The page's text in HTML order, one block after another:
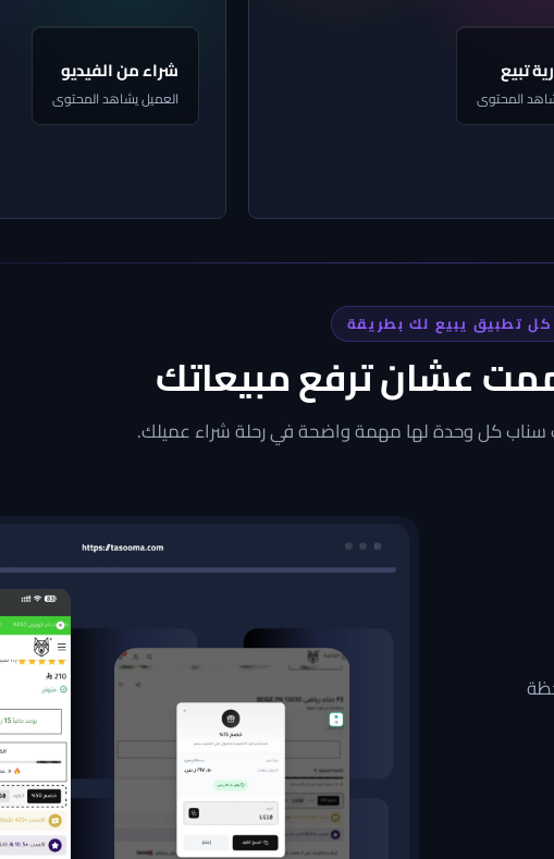
تبيع
المحتوى
الإشعار يظهر للعميل ويعزز قرار الشراء
إضافة للسلة
شراء من الفيديو
العميل يشاهد المحتوى
تسوّق اجتماعي
كل تطبيق يبيع لك بطريقة
عشان ترفع مبيعاتك
كل وحدة لها مهمة واضحة في رحلة شراء عميلك.